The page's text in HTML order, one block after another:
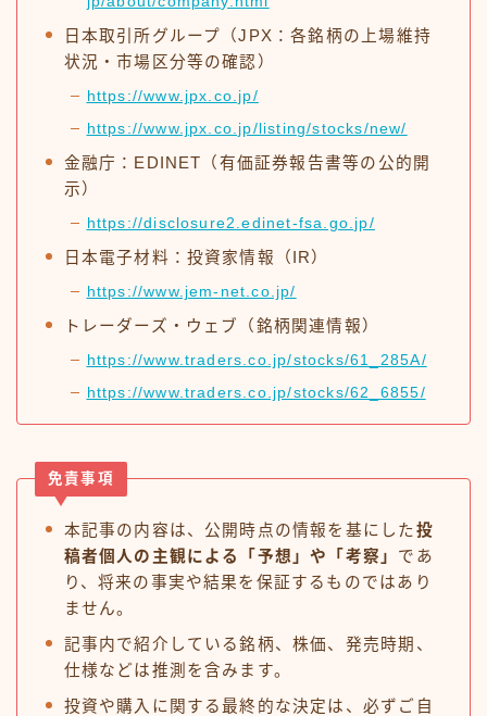
日本取引所グループ（JPX：各銘柄の上場維持
状況・市場区分等の確認）
https://www.jpx.co.jp/
https://www.jpx.co.jp/listing/stocks/new/
金融庁：EDINET（有価証券報告書等の公的開
示）
https://disclosure2.edinet-fsa.go.jp/
日本電子材料：投資家情報（IR）
https://www.jem-net.co.jp/
トレーダーズ・ウェブ（銘柄関連情報）
https://www.traders.co.jp/stocks/61_285A/
https://www.traders.co.jp/stocks/62_6855/
免責事項
本記事の内容は、公開時点の情報を基にした投
稿者個人の主観による「予想」や「考察」 であ
り、将来の事実や結果を保証するものではあり
ません。
記事内で紹介している銘柄、株価、発売時期、
仕様などは推測を含みます。
投資や購入に関する最終的な決定は、必ずご自